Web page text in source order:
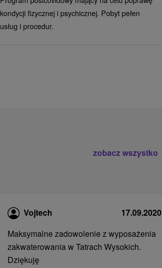
kondycji fizycznej i psychicznej. Pobyt pełen
usług i procedur.
zobacz wszystko
Vojtech
17.09.2020
Maksymalne zadowolenie z wyposażenia
zakwaterowania w Tatrach Wysokich.
Dziękuję